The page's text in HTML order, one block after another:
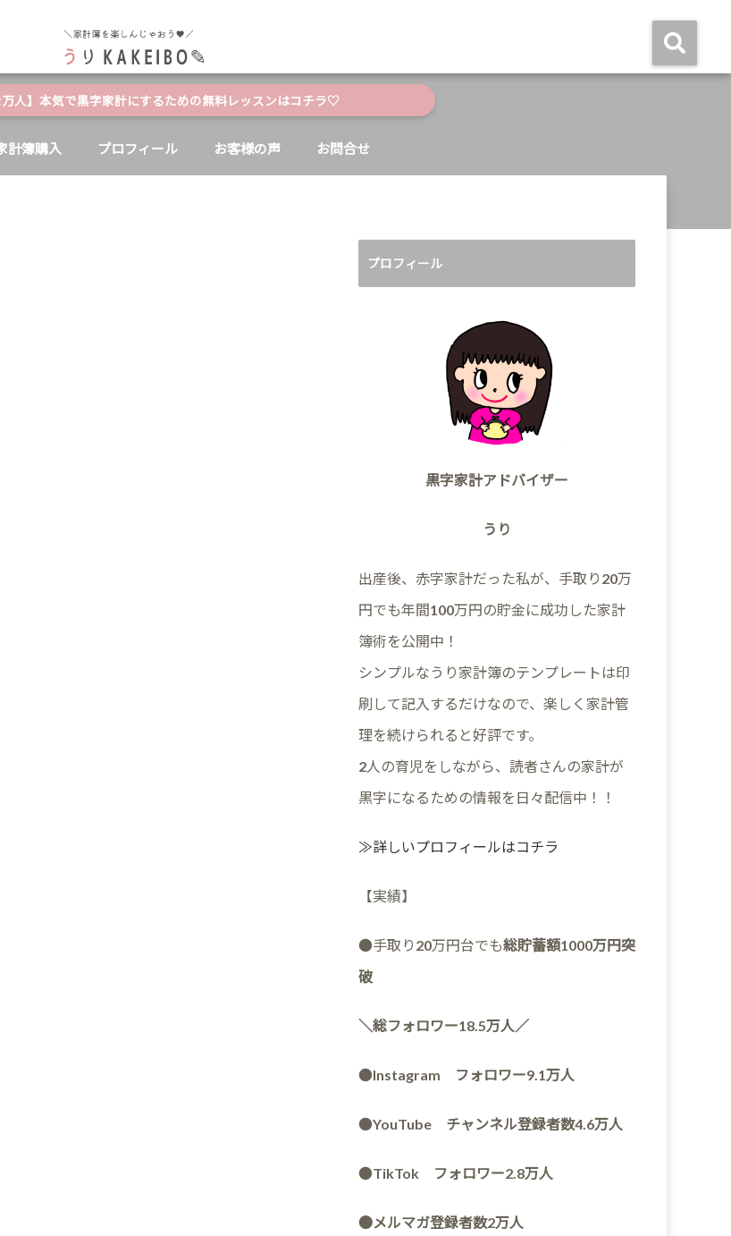
万人】本気で黒字家計にするための無料レッスンはコチラ♡
計簿購入 プロフィール お客様の声 お問合せ
プロフィール
黒字家計アドバイザー
うり
出産後、赤字家計だった私が、手取り20万
円でも年間100万円の貯金に成功した家計
簿術を公開中！
シンプルなうり家計簿のテンプレートは印
刷して記入するだけなので、楽しく家計管
理を続けられると好評です。
2人の育児をしながら、読者さんの家計が
黒字になるための情報を日々配信中！！
≫詳しいプロフィールはコチラ
【実績】
●手取り20万円台でも総貯蓄額1000万円突
破
＼総フォロワー18.5万人／
●Instagram フォロワー9.1万人
●YouTube チャンネル登録者数4.6万人
●TikTok フォロワー2.8万人
●メルマガ登録者数2万人